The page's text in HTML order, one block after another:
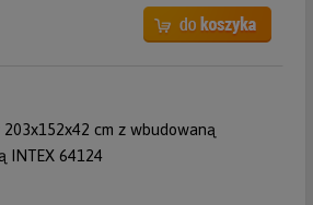
cm z wbudowaną
INTEX 64124